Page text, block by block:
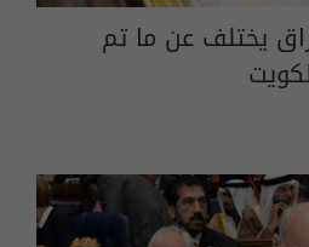
يختلف عن ما تم